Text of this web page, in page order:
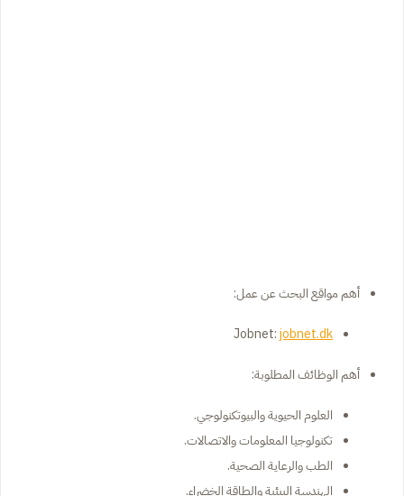
أهم مواقع البحث عن عمل:
Jobnet:jobnet.dk
أهم الوظائف المطلوبة:
العلوم الحيوية والبيوتكنولوجي.
تكنولوجيا المعلومات والاتصالات.
الطب والرعاية الصحية.
الهندسة البيئية والطاقة الخضراء.